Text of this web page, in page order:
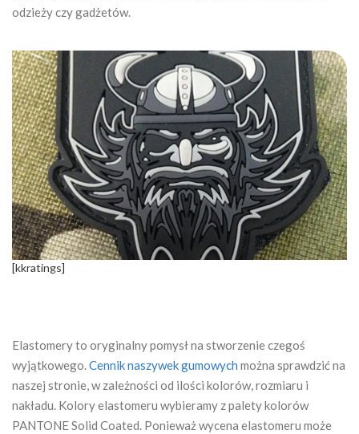
odzieży czy gadżetów.
[kkratings]
Elastomery to oryginalny pomysł na stworzenie czegoś
wyjątkowego.Cennik naszywek gumowych można sprawdzić na
naszej stronie, w zależności od ilości kolorów, rozmiaru i
nakładu. Kolory elastomeru wybieramy z palety kolorów
PANTONE Solid Coated. Ponieważ wycena elastomeru może